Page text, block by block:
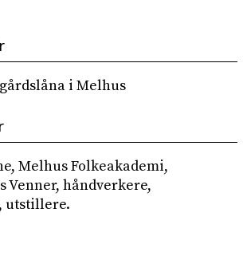
i Melhus
Melhus Folkeakademi,
Venner, håndverkere,
utstillere.